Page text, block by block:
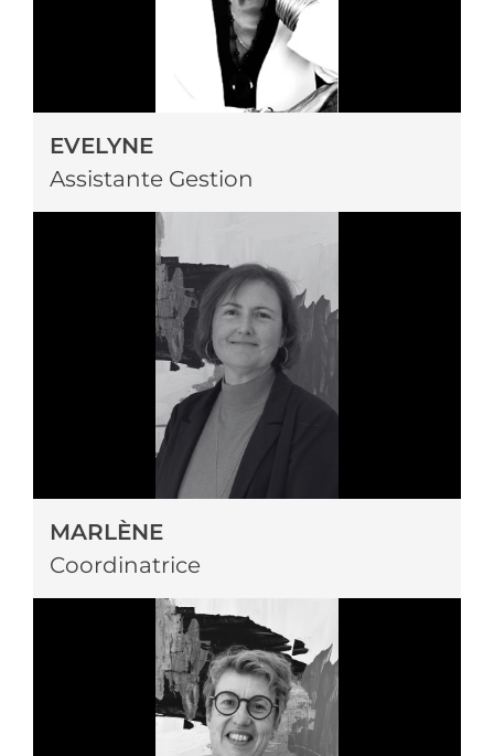
EVELYNE
Assistante Gestion
MARLÈNE
Coordinatrice